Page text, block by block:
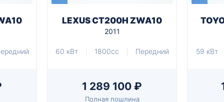
LEXUS CT200H ZWA10
2011
60 кВт 1800cc Передний
1 289 100 ₽
Полная пошлина
59 кВт